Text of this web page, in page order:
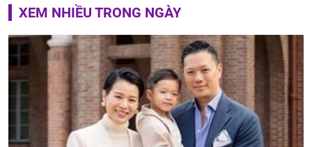
XEM NHIỀU TRONG NGÀY